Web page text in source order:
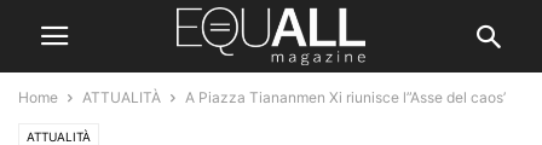
Home ATTUALITÀ A Piazza Tiananmen Xi riunisce l”Asse del caos’
ATTUALITÀ